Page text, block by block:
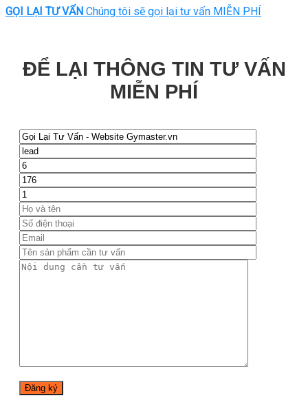
GỌI LẠI TƯ VẤN Chúng tôi sẽ gọi lại tư vấn MIỄN PHÍ
ĐỂ LẠI THÔNG TIN TƯ VẤN
MIỄN PHÍ